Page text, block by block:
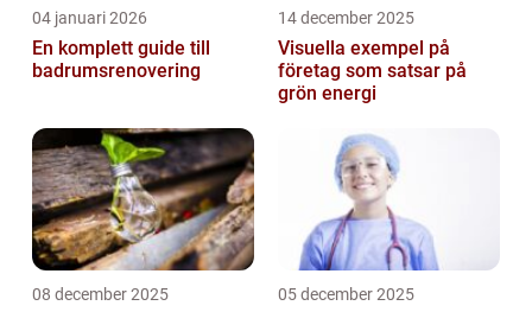
04 januari 2026
En komplett guide till
badrumsrenovering
14 december 2025
Visuella exempel på
företag som satsar på
grön energi
08 december 2025 05 december 2025